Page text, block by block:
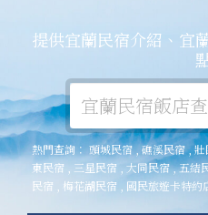
提供宜蘭民宿介紹、宜
熱門查詢：頭城民宿,礁溪民宿,壯
東民宿
三星民宿 大同民宿,五結
民宿
梅花湖民宿 國民旅遊卡特約